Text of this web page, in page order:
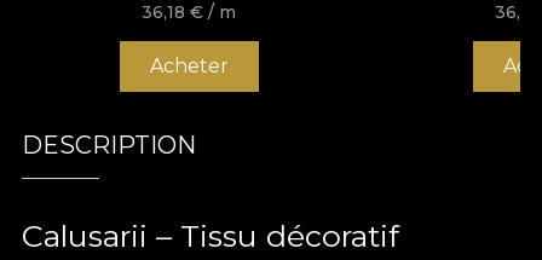
36,18€ / m
Acheter
DESCRIPTION
Calusarii – Tissu décoratif